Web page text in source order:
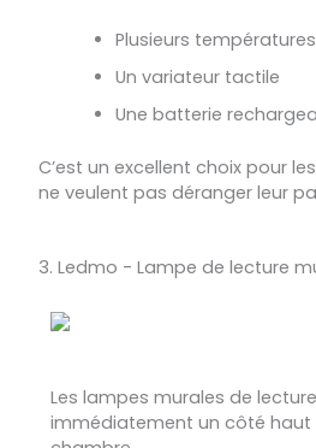
Plusieurs
Un variateur tactile
Une batterie
C’est un excellent choix pour
ne veulent pas déranger leur
3. Ledmo - Lampe de lecture
Les lampes murales de
immédiatement un côté